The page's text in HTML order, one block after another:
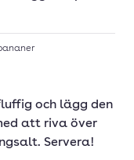
och lägg den
att riva över
Servera!